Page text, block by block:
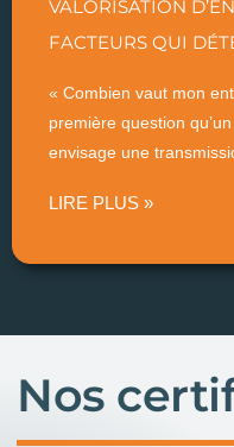
VALORISATION
FACTEURS QUI
« Combien vaut mon
première question
envisage une
LIRE PLUS »
Nos